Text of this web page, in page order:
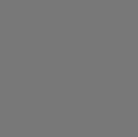
Farben und Größen